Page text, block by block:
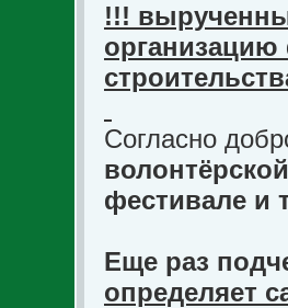
!!!
Согласно
фестивале и
Еще раз
определяет